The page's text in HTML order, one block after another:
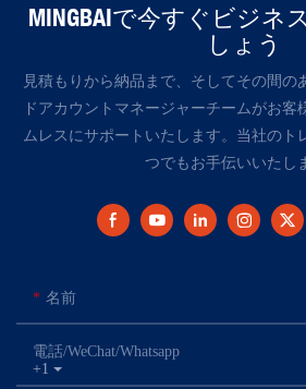
MINGBAIで今すぐビジネ
しょう
見積もりから納品まで、そしてその間の
ドアカウントマネージャーチームがお客
ムレスにサポートいたします。当社のト
つでもお手伝いいたし
名前
+1
電話/WeChat/Whatsapp